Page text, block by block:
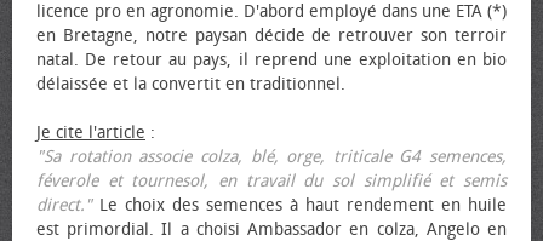
licence pro en agronomie. D'abord employé dans une ETA (*)
en Bretagne, notre paysan décide de retrouver son terroir
natal. De retour au pays, il reprend une exploitation en bio
délaissée et la convertit en traditionnel.
Je cite l'article :
"Sa rotation associe colza, blé, orge, triticale G4 semences,
féverole et tournesol, en travail du sol simplifié et semis
direct."Le choix des semences à haut rendement en huile
est primordial. Il a choisi Ambassador en colza, Angelo en